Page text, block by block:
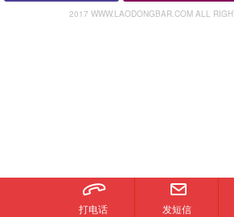
2017 WWW.LAODONGBAR.COM ALL
打电话 发短信